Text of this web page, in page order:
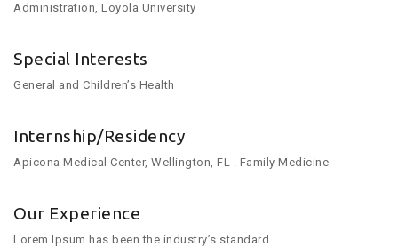
Administration, Loyola University
Special Interests
General and Children’s Health
Internship/Residency
Apicona Medical Center, Wellington, FL . Family Medicine
Our Experience
Lorem Ipsum has been the industry’s standard.